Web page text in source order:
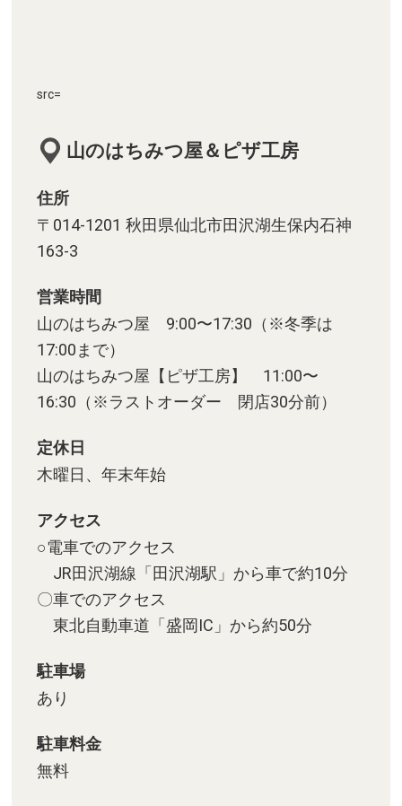
src=
山のはちみつ屋＆ピザ工房
住所
〒014-1201 秋田県仙北市田沢湖生保内石神
163-3
営業時間
山のはちみつ屋 9:00〜17:30（※冬季は
17:00まで）
山のはちみつ屋【ピザ工房】 11:00〜
16:30（※ラストオーダー 閉店30分前）
定休日
木曜日、年末年始
アクセス
○電車でのアクセス
JR田沢湖線「田沢湖駅」から車で約10分
〇車でのアクセス
東北自動車道「盛岡IC」から約50分
駐車場
あり
駐車料金
無料